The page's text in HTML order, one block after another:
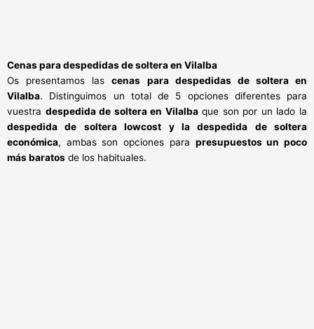
Cenas para despedidas de soltera en Vilalba
Os presentamos lascenas para despedidas de soltera en
Vilalba. Distinguimos un total de 5 opciones diferentes para
vuestra despedida de soltera en Vilalbaque son por un lado la
despedida de soltera lowcost y la despedida de soltera
económica, ambas son opciones para presupuestos un poco
más baratos de los habituales.